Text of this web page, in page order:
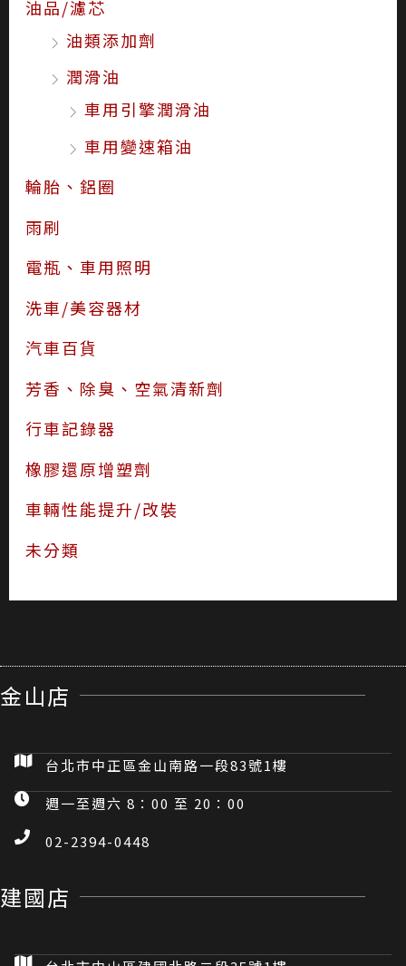
油品/濾芯
油類添加劑
潤滑油
車用引擎潤滑油
車用變速箱油
輪胎、鋁圈
雨刷
電瓶、車用照明
洗車/美容器材
汽車百貨
芳香、除臭、空氣清新劑
行車記錄器
橡膠還原增塑劑
車輛性能提升/改裝
未分類
金山店
台北市中正區金山南路一段83號1樓
週一至週六 8：00 至 20：00
02-2394-0448
建國店